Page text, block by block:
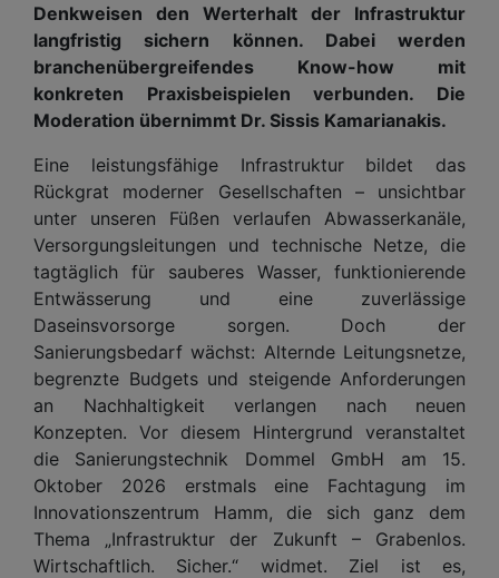
Denkweisen den Werterhalt der Infrastruktur
langfristig sichern können. Dabei werden
branchenübergreifendes Know-how mit
konkreten Praxisbeispielen verbunden. Die
Moderation übernimmt Dr. Sissis Kamarianakis.
Eine leistungsfähige Infrastruktur bildet das
Rückgrat moderner Gesellschaften – unsichtbar
unter unseren Füßen verlaufen Abwasserkanäle,
Versorgungsleitungen und technische Netze, die
tagtäglich für sauberes Wasser, funktionierende
Entwässerung und eine zuverlässige
Daseinsvorsorge sorgen. Doch der
Sanierungsbedarf wächst: Alternde Leitungsnetze,
begrenzte Budgets und steigende Anforderungen
an Nachhaltigkeit verlangen nach neuen
Konzepten. Vor diesem Hintergrund veranstaltet
die Sanierungstechnik Dommel GmbH am 15.
Oktober 2026 erstmals eine Fachtagung im
Innovationszentrum Hamm, die sich ganz dem
Thema „Infrastruktur der Zukunft – Grabenlos.
Wirtschaftlich. Sicher.“ widmet. Ziel ist es,